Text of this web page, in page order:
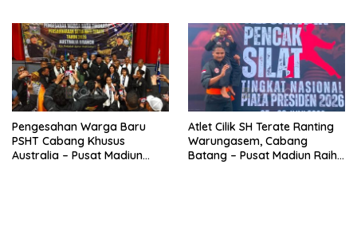
Pengesahan Warga Baru
PSHT Cabang Khusus
Australia – Pusat Madiun
Atlet Cilik SH Terate Ranting
Warungasem, Cabang
Batang – Pusat Madiun Raih